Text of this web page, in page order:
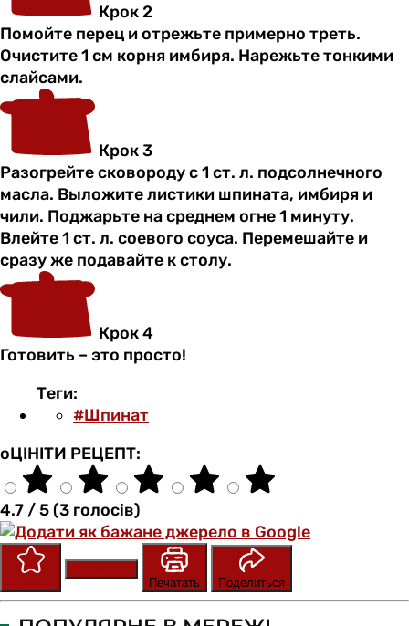
Крок 2
Помойте перец и отрежьте примерно треть.
Очистите 1 см корня имбиря. Нарежьте тонкими
слайсами.
Крок 3
Разогрейте сковороду с 1 ст. л. подсолнечного
масла. Выложите листики шпината, имбиря и
чили. Поджарьте на среднем огне 1 минуту.
Влейте 1 ст. л. соевого соуса. Перемешайте и
сразу же подавайте к столу.
Крок 4
Готовить – это просто!
Теги:
#Шпинат
оЦІНІТИ РЕЦЕПТ:
4.7 / 5 (3 голосів)
Печатать
Поделиться